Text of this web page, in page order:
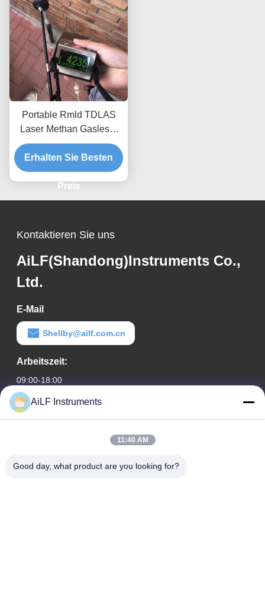
Portable Rmld TDLAS
Laser Methan Gasleser
CH4 Leckage Detektor
mit Sonde
Erhalten Sie Besten
Preis
Kontaktieren Sie uns
AiLF(Shandong)Instruments Co.,
Ltd.
E-Mail
Shellby@ailf.com.cn
Arbeitszeit:
09:00-18:00
Unsere Adresse
Zimmer 603, Bürogebäude des Liaoning Hotels, Bezirk
AiLF Instruments
11:40 AM
Good day, what product are you looking for?